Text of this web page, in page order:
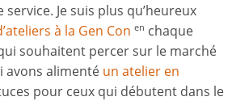
Je suis plus qu’heureux
à la Gen Con en chaque
souhaitent percer sur le marché
avons alimenté un atelier en
pour ceux qui débutent dans le